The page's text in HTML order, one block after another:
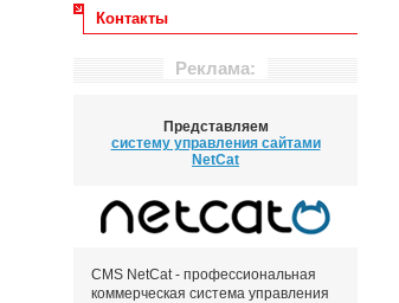
Контакты
Реклама:
Представляем
систему управления сайтами
NetCat
CMS NetCat - профессиональная
коммерческая система управления